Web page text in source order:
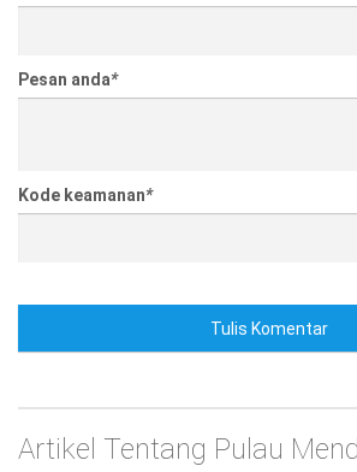
Pesan anda*
Kode keamanan*
Tulis Komentar
Artikel Tentang Pulau